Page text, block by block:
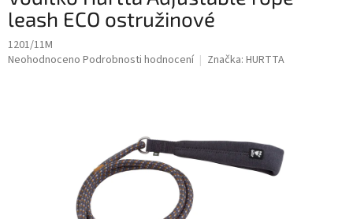
leash ECO ostružinové
1201/11M
Průměrné
Neohodnoceno Podrobnosti hodnocení Značka: HURTTA